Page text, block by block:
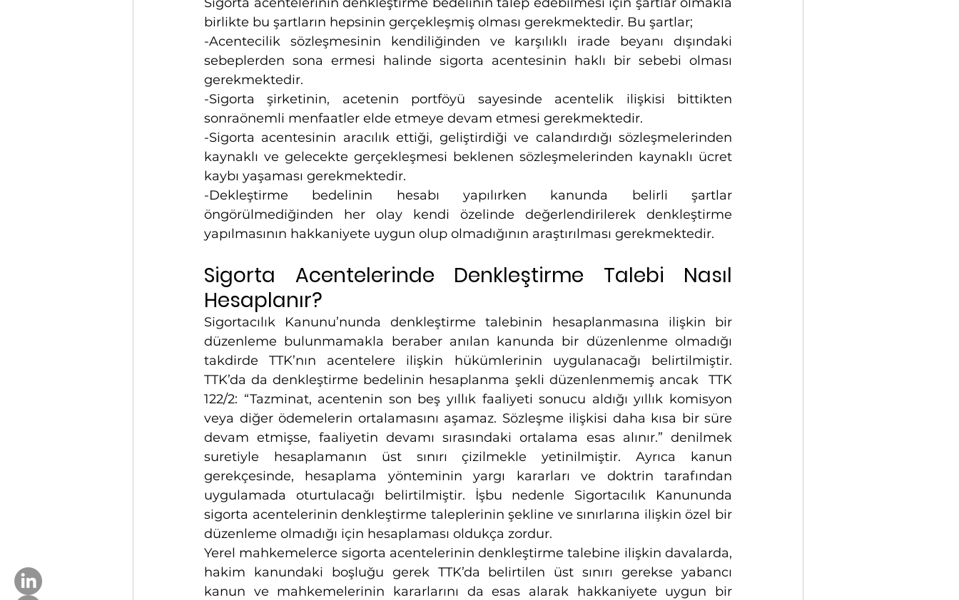
birlikte bu şartların hepsinin gerçekleşmiş olması gerekmektedir. Bu şartlar;
-Acentecilik sözleşmesinin kendiliğinden ve karşılıklı irade beyanı dışındaki
sebeplerden sona ermesi halinde sigorta acentesinin haklı bir sebebi olması
gerekmektedir.
-Sigorta şirketinin, acetenin portföyü sayesinde acentelik ilişkisi bittikten
sonraönemli menfaatler elde etmeye devam etmesi gerekmektedir.
-Sigorta acentesinin aracılık ettiği, geliştirdiği ve calandırdığı sözleşmelerinden
kaynaklı ve gelecekte gerçekleşmesi beklenen sözleşmelerinden kaynaklı ücret
kaybı yaşaması gerekmektedir.
-Dekleştirme bedelinin hesabı yapılırken kanunda belirli şartlar
öngörülmediğinden her olay kendi özelinde değerlendirilerek denkleştirme
yapılmasının hakkaniyete uygun olup olmadığının araştırılması gerekmektedir.
Sigorta Acentelerinde Denkleştirme Talebi Nasıl
Hesaplanır?
Sigortacılık Kanunu’nunda denkleştirme talebinin hesaplanmasına ilişkin bir
düzenleme bulunmamakla beraber anılan kanunda bir düzenlenme olmadığı
takdirde TTK’nın acentelere ilişkin hükümlerinin uygulanacağı belirtilmiştir.
TTK’da da denkleştirme bedelinin hesaplanma şekli düzenlenmemiş ancak  TTK
122/2: “Tazminat, acentenin son beş yıllık faaliyeti sonucu aldığı yıllık komisyon
veya diğer ödemelerin ortalamasını aşamaz. Sözleşme ilişkisi daha kısa bir süre
devam etmişse, faaliyetin devamı sırasındaki ortalama esas alınır.” denilmek
suretiyle hesaplamanın üst sınırı çizilmekle yetinilmiştir. Ayrıca kanun
gerekçesinde, hesaplama yönteminin yargı kararları ve doktrin tarafından
uygulamada oturtulacağı belirtilmiştir. İşbu nedenle Sigortacılık Kanununda
sigorta acentelerinin denkleştirme taleplerinin şekline ve sınırlarına ilişkin özel bir
düzenleme olmadığı için hesaplaması oldukça zordur.
Yerel mahkemelerce sigorta acentelerinin denkleştirme talebine ilişkin davalarda,
hakim kanundaki boşluğu gerek TTK’da belirtilen üst sınırı gerekse yabancı
kanun ve mahkemelerinin kararlarını da esas alarak hakkaniyete uygun bir